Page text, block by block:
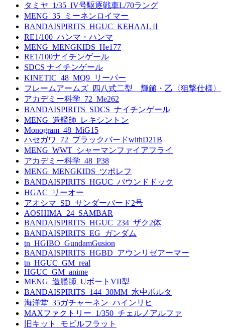
タミヤ_1/35_IV号駆逐戦車L/70ラング
MENG_35_ミーネンロイマー
BANDAISPIRITS_HGUC_KEHAALⅡ
RE1/100_ハンマ・ハンマ
MENG_MENGKIDS_He177
RE1/100ナイチンゲール
SDCS ナイチンゲール
KINETIC_48_MQ9_リーパー
フレームアームズ_四八式二型 輝鎚・乙〈狙撃仕様〉
アカデミー科学_72_Me262
BANDAISPIRITS_SDCS_ナイチンゲール
MENG_造艦師_レキシントン
Monogram_48_MiG15
ハセガワ_72_ブラックバードwithD21B
MENG_WWT_シャーマンファイアフライ
アカデミー科学_48_P38
MENG_MENGKIDS_ツポレフ
BANDAISPIRITS_HGUC_バウンドドック
HGAC_リーオー
アオシマ_SD_サンダーバード2号
AOSHIMA_24_SAMBAR
BANDAISPIRITS_HGUC_234_ザク2体
BANDAISPIRITS_EG_ガンダム
tn_HGIBO_GundamGusion
BANDAISPIRITS_HGBD_アウンリゼアーマー
tn_HGUC_GM_real
HGUC_GM_anime
MENG_造艦師_UボートVII型
BANDAISPIRITS_144_30MM_水中ポルタ
海洋堂_35ガチャーネン_ハインリヒ
MAXファクトリー_1/350_チェルノアルファ
旧キット_モビルフラット